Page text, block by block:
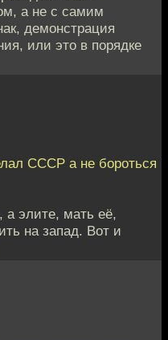
а не с самим
демонстрация
или это в порядке
СССР а не бороться
а элите, мать её,
на запад. Вот и